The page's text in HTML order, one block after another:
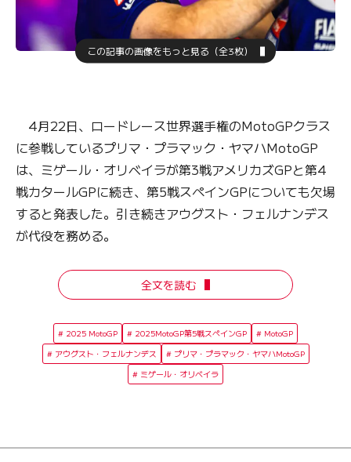
この記事の画像をもっと見る（全3枚）
4月22日、ロードレース世界選手権のMotoGPクラス
に参戦しているプリマ・プラマック・ヤマハMotoGP
は、ミゲール・オリベイラが第3戦アメリカズGPと第4
戦カタールGPに続き、第5戦スペインGPについても欠場
すると発表した。引き続きアウグスト・フェルナンデス
が代役を務める。
全文を読む
2025 MotoGP 2025MotoGP第5戦スペインGP
MotoGP
アウグスト・フェルナンデス
プリマ・プラマック・ヤマハMotoGP
ミゲール・オリベイラ